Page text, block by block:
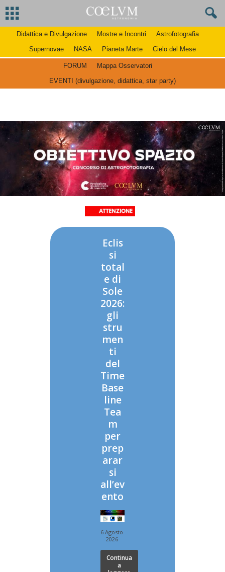
Didattica e Divulgazione Mostre e Incontri
Astrofotografia
Supernovae
NASA Pianeta Marte Cielo del Mese
FORUM
Mappa Osservatori
EVENTI (divulgazione, didattica, star party)
Eclis
si
total
e di
Sole
2026:
gli
stru
men
ti
del
Time
Base
line
Tea
m
per
prep
arar
si
all’ev
ento
6 Agosto
2026
Continua
a